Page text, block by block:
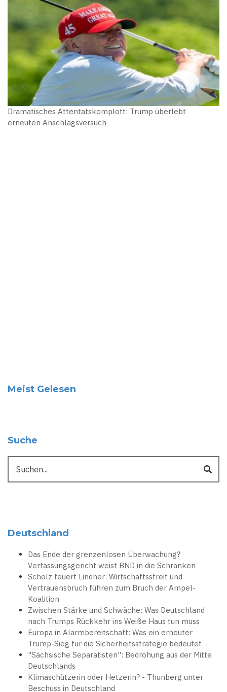
Dramatisches Attentatskomplott: Trump überlebt
erneuten Anschlagsversuch
Meist Gelesen
Suche
Deutschland
Das Ende der grenzenlosen Überwachung?
Verfassungsgericht weist BND in die Schranken
Scholz feuert Lindner: Wirtschaftsstreit und
Vertrauensbruch führen zum Bruch der Ampel-
Koalition
Zwischen Stärke und Schwäche: Was Deutschland
nach Trumps Rückkehr ins Weiße Haus tun muss
Europa in Alarmbereitschaft: Was ein erneuter
Trump-Sieg für die Sicherheitsstrategie bedeutet
"Sächsische Separatisten": Bedrohung aus der Mitte
Deutschlands
Klimaschützerin oder Hetzerin? - Thunberg unter
Beschuss in Deutschland